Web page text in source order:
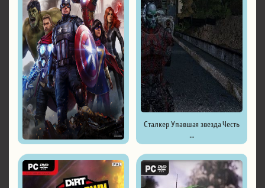
Сталкер Упавшая звезда Честь
...